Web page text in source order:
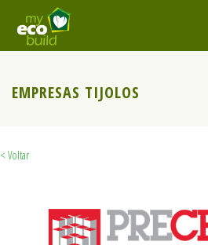
EMPRESAS TIJOLOS
< Voltar